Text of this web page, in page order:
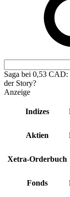
Saga bei 0,53
der Story?
Anzeige
Indizes
Aktien
Xetra-Orderbuch
Fonds